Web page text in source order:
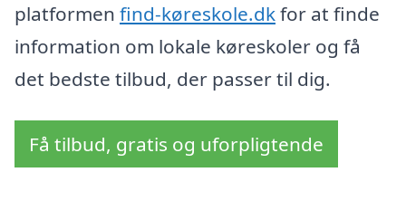
platformen find-køreskole.dkfor at finde
information om lokale køreskoler og få
det bedste tilbud, der passer til dig.
Få tilbud, gratis og uforpligtende